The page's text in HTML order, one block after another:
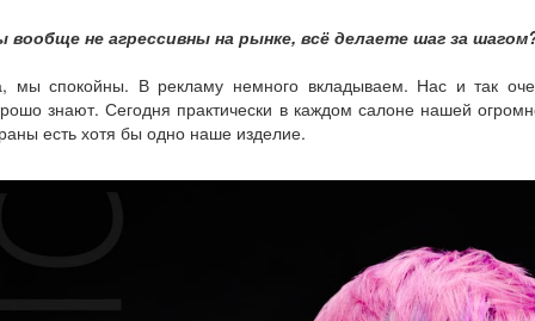
вообще не агрессивны на рынке, всё делаете шаг за
мы спокойны. В рекламу немного вкладываем. Нас и так
знают. Сегодня практически в каждом салоне нашей
есть хотя бы одно наше изделие.